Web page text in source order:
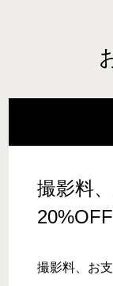
撮影料
20%OFF
撮影料、お